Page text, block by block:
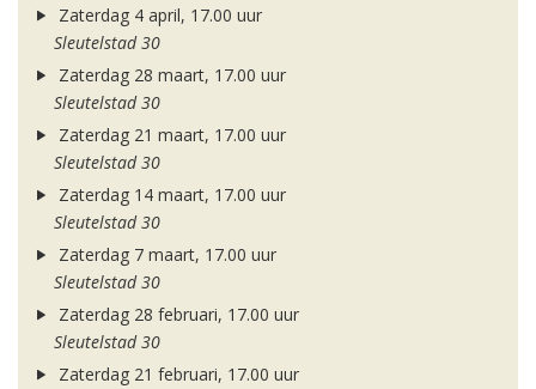
Zaterdag 4 april, 17.00 uur
Sleutelstad 30
Zaterdag 28 maart, 17.00 uur
Sleutelstad 30
Zaterdag 21 maart, 17.00 uur
Sleutelstad 30
Zaterdag 14 maart, 17.00 uur
Sleutelstad 30
Zaterdag 7 maart, 17.00 uur
Sleutelstad 30
Zaterdag 28 februari, 17.00 uur
Sleutelstad 30
Zaterdag 21 februari, 17.00 uur